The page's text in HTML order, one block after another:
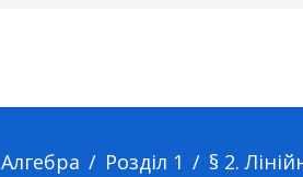
Алгебра Розділ 1 § 2.